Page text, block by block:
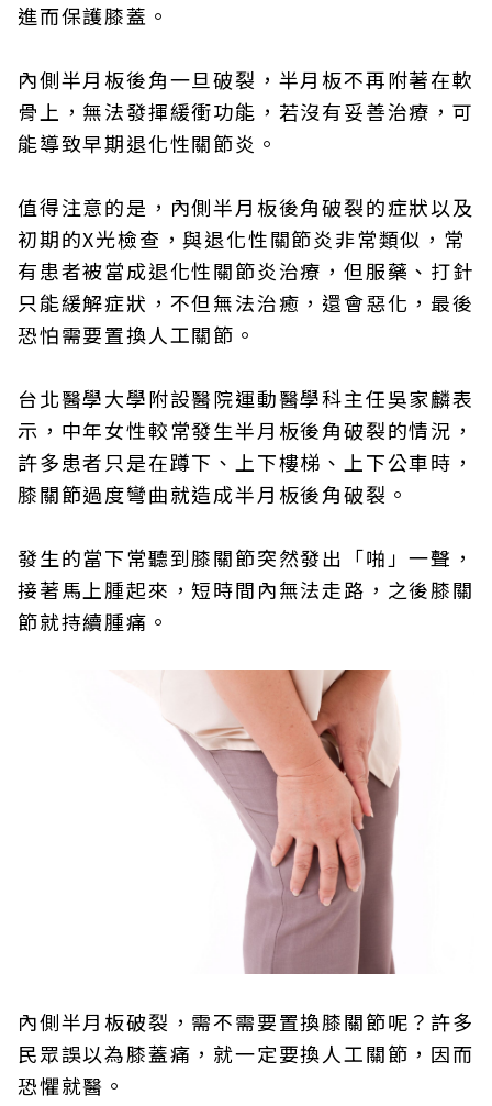
進而保護膝蓋。
內側半月板後角一旦破裂，半月板不再附著在軟
骨上，無法發揮緩衝功能，若沒有妥善治療，可
能導致早期退化性關節炎。
值得注意的是，內側半月板後角破裂的症狀以及
初期的X光檢查，與退化性關節炎非常類似，常
有患者被當成退化性關節炎治療，但服藥、打針
只能緩解症狀，不但無法治癒，還會惡化，最後
恐怕需要置換人工關節。
台北醫學大學附設醫院運動醫學科主任吳家麟表
示，中年女性較常發生半月板後角破裂的情況，
許多患者只是在蹲下、上下樓梯、上下公車時，
膝關節過度彎曲就造成半月板後角破裂。
發生的當下常聽到膝關節突然發出「啪」一聲，
接著馬上腫起來，短時間內無法走路，之後膝關
節就持續腫痛。
內側半月板破裂，需不需要置換膝關節呢？許多
民眾誤以為膝蓋痛，就一定要換人工關節，因而
恐懼就醫。